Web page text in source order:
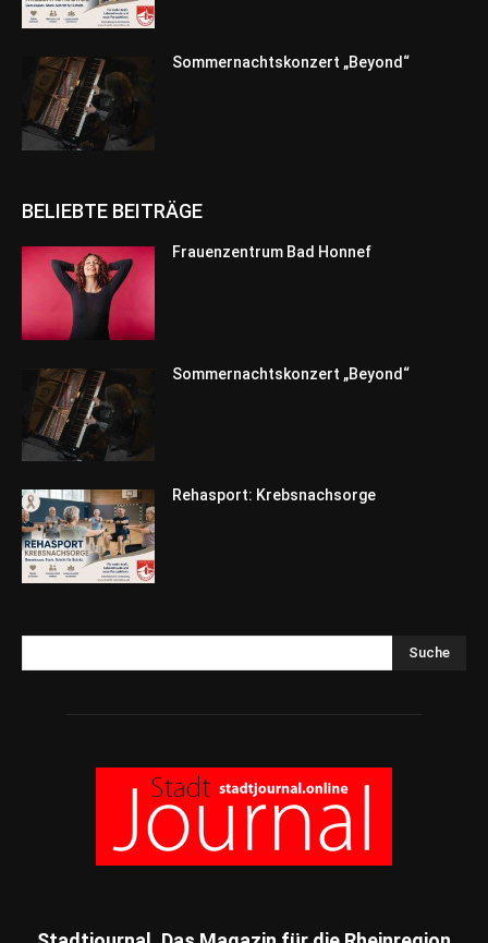
Sommernachtskonzert „Beyond“
BELIEBTE BEITRÄGE
Frauenzentrum Bad Honnef
Sommernachtskonzert „Beyond“
Rehasport: Krebsnachsorge
Suche